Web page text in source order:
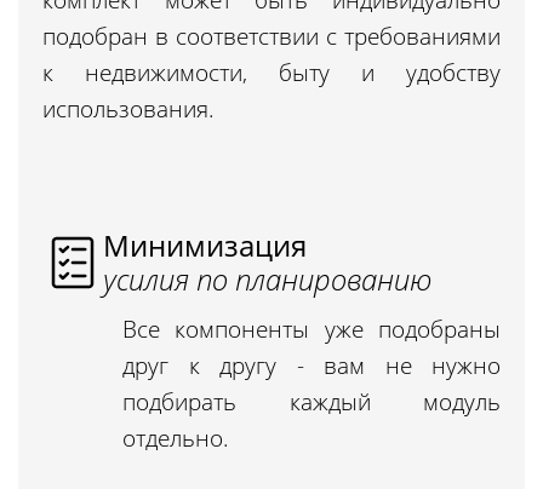
подобран в соответствии с требованиями
к недвижимости, быту и удобству
использования.
Минимизация
усилия по планированию
Все компоненты уже подобраны
друг к другу - вам не нужно
подбирать каждый модуль
отдельно.